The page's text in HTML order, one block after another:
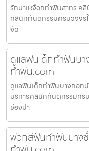
รักษาเหงือกทำฟันสาทร ค
คลินิกทันตกรรมครบวงจร
จัด
ดูแลฟันเด็กทำฟันบ
ทำฟัน.com
ดูแลฟันเด็กทำฟันบางกอ
บริการคลินิกทันตกรรมคร
ช่องปา
ฟอกสีฟันทำฟันบาง